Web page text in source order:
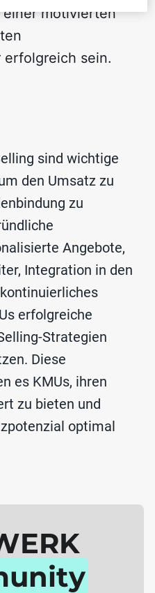
motivierten
sein.
sind wichtige
den Umsatz zu
zu
Angebote,
Integration in den
erfolgreiche
Strategien
Diese
es KMUs, ihren
zu bieten und
optimal